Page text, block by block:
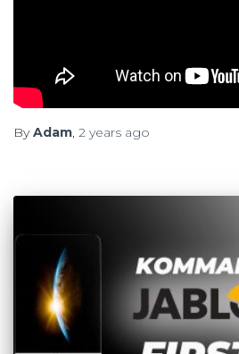
ByAdam, 2 years ago